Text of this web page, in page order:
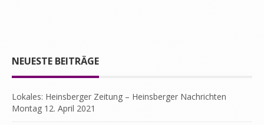
NEUESTE BEITRÄGE
Lokales: Heinsberger Zeitung – Heinsberger Nachrichten
Montag 12. April 2021